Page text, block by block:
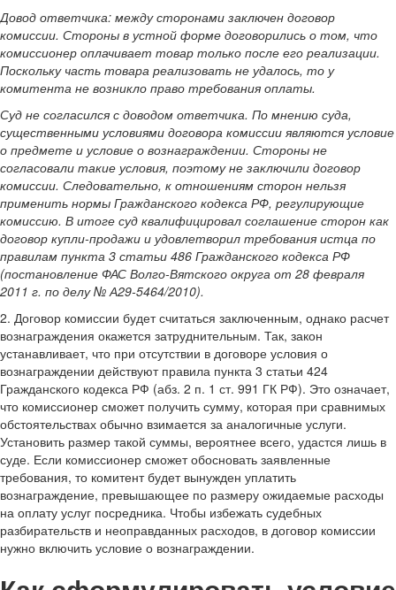
Довод ответчика: между сторонами заключен договор
комиссии. Стороны в устной форме договорились о том, что
комиссионер оплачивает товар только после его реализации.
Поскольку часть товара реализовать не удалось, то у
комитента не возникло право требования оплаты.
Суд не согласился с доводом ответчика. По мнению суда,
существенными условиями договора комиссии являются условие
о предмете и условие о вознаграждении. Стороны не
согласовали такие условия, поэтому не заключили договор
комиссии. Следовательно, к отношениям сторон нельзя
применить нормы Гражданского кодекса РФ, регулирующие
комиссию. В итоге суд квалифицировал соглашение сторон как
договор купли-продажи и удовлетворил требования истца по
правилам пункта 3 статьи 486 Гражданского кодекса РФ
(постановление ФАС Волго-Вятского округа от 28 февраля
2011 г. по делу № А29-5464/2010).
2. Договор комиссии будет считаться заключенным, однако расчет
вознаграждения окажется затруднительным. Так, закон
устанавливает, что при отсутствии в договоре условия о
вознаграждении действуют правила пункта 3 статьи 424
Гражданского кодекса РФ (абз. 2 п. 1 ст. 991 ГК РФ). Это означает,
что комиссионер сможет получить сумму, которая при сравнимых
обстоятельствах обычно взимается за аналогичные услуги.
Установить размер такой суммы, вероятнее всего, удастся лишь в
суде. Если комиссионер сможет обосновать заявленные
требования, то комитент будет вынужден уплатить
вознаграждение, превышающее по размеру ожидаемые расходы
на оплату услуг посредника. Чтобы избежать судебных
разбирательств и неоправданных расходов, в договор комиссии
нужно включить условие о вознаграждении.